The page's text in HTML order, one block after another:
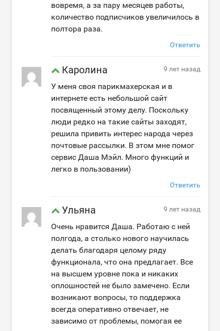
вовремя, а за пару месяцев работы,
количество подписчиков увеличилось в
полтора раза.
Ответить
Каролина 9 лет назад
У меня своя парикмахерская и в
интернете есть небольшой сайт
посвященный этому делу. Поскольку
люди редко на такие сайты заходят,
решила привить интерес народа через
почтовые рассылки. В этом мне помог
сервис Даша Мэйл. Много функций и
легко в пользовании)
Ответить
Ульяна 9 лет назад
Очень нравится Даша. Работаю с ней
полгода, а столько нового научилась
делать благодаря целому ряду
функционала, что она предлагает. Все
на высшем уровне пока и никаких
оплошностей не было замечено. Если
возникают вопросы, то поддержка
всегда оперативно отвечает, не
зависимо от проблемы, помогая ее